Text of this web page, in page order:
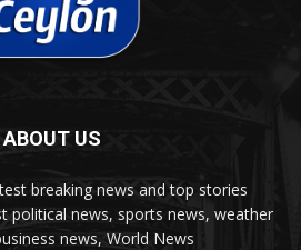
ABOUT US
breaking news and top stories
political news, sports news, weather
news, World News